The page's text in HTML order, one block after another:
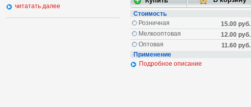
читатать далее
Стоимость
15.00 руб.
Розничная
12.00 руб.
Мелкооптовая
11.60 руб.
Оптовая
Применение
Подробное описание